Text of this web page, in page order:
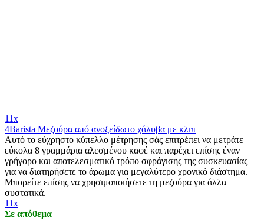
11x
4Barista Μεζούρα από ανοξείδωτο χάλυβα με κλιπ
Αυτό το εύχρηστο κύπελλο μέτρησης σάς επιτρέπει να μετράτε
εύκολα 8 γραμμάρια αλεσμένου καφέ και παρέχει επίσης έναν
γρήγορο και αποτελεσματικό τρόπο σφράγισης της συσκευασίας
για να διατηρήσετε το άρωμα για μεγαλύτερο χρονικό διάστημα.
Μπορείτε επίσης να χρησιμοποιήσετε τη μεζούρα για άλλα
συστατικά.
11x
Σε απόθεμα